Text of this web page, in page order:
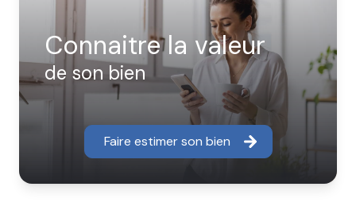
Connaitre la valeur
de son bien
Faire estimer son bien